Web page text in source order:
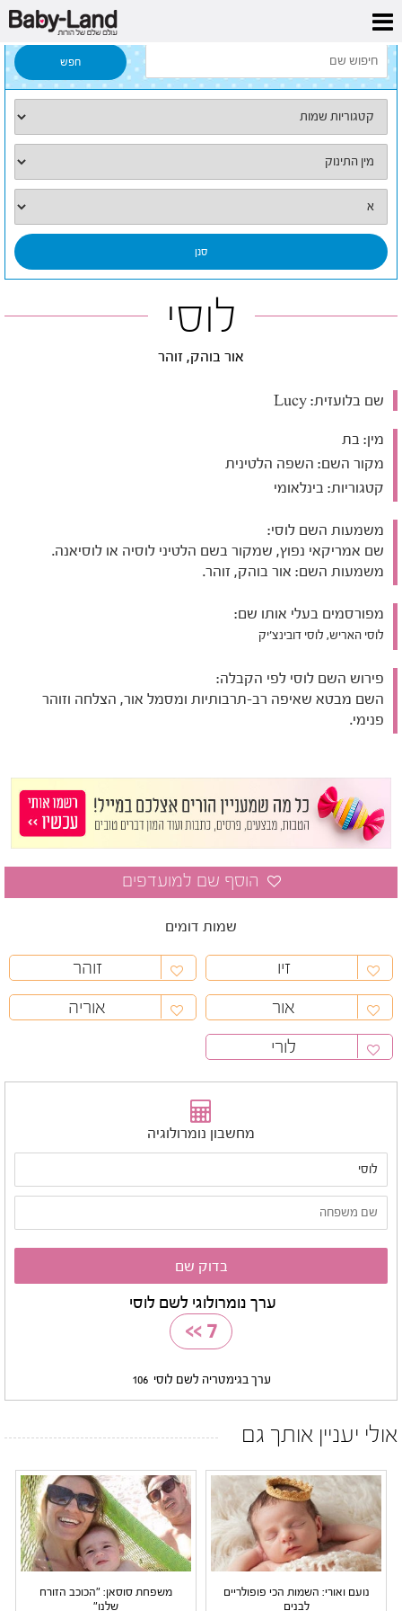
דף הבית
לוסי
אור בוהק, זוהר
שם בלועזית:
מין: בת
מקור השם: השפה הלטינית
קטגוריות: בינלאומי
משמעות השם לוסי:
שם אמריקאי נפוץ, שמקור בשם הלטיני לוסיה או לוסיאנה.
משמעות השם: אור בוהק, זוהר.
מפורסמים בעלי אותו שם:
לוסי האריש, לוסי דובינצ'יק
פירוש השם לוסי לפי הקבלה:
השם מבטא שאיפה רב-תרבותיות ומסמל אור, הצלחה וזוהר
פנימי.
שמות דומים
זיו
זוהר
אור
אוריה
לורי
מחשבון נומרולוגיה
ערך נומרולוגי לשם לוסי
7
>>
ערך בגימטריה לשם לוסי 106
אולי יעניין אותך גם
נועם ואורי: השמות הכי פופולריים
לבנים
משפחת סוסאן: "הכוכב הזורח
שלנו"